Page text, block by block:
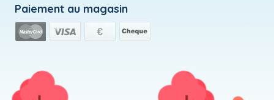
Paiement au magasin